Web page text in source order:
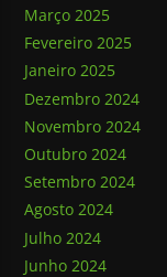
Março 2025
Fevereiro 2025
Janeiro 2025
Dezembro 2024
Novembro 2024
Outubro 2024
Setembro 2024
Agosto 2024
Julho 2024
Junho 2024